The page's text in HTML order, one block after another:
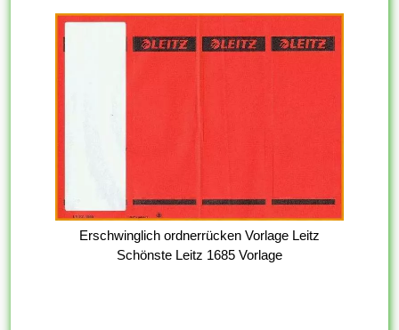
Erschwinglich ordnerrücken Vorlage Leitz
Schönste Leitz 1685 Vorlage